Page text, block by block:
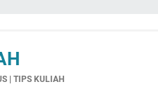
| TIPS KULIAH